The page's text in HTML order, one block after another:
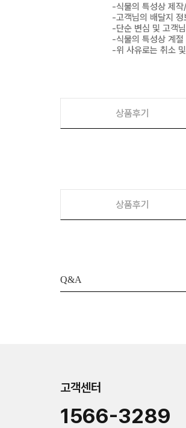
-식물의 특성상 제
-고객님의 배달지
-단순 변심 및 고객
-식물의 특성상 계
-위 사유로는 취소
상품후기
상품후기
Q&A
고객센터
1566-3289